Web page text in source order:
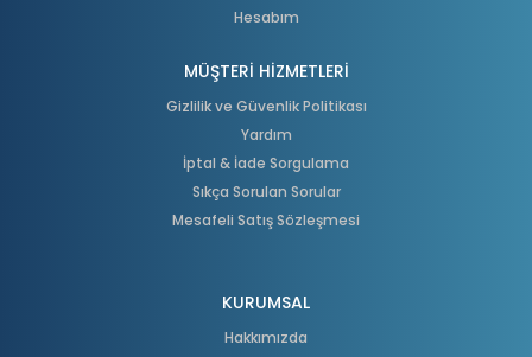
Hesabım
MÜŞTERİ HİZMETLERİ
Gizlilik ve Güvenlik Politikası
Yardım
İptal & İade Sorgulama
Sıkça Sorulan Sorular
Mesafeli Satış Sözleşmesi
KURUMSAL
Hakkımızda